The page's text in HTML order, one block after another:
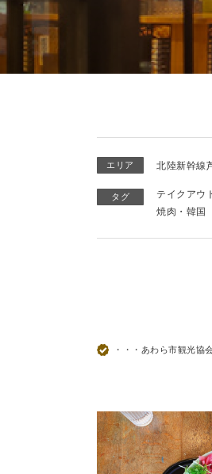
エリア 北陸新幹線
タグ テイクアウ
焼肉・韓国
・・・あわら市観光協